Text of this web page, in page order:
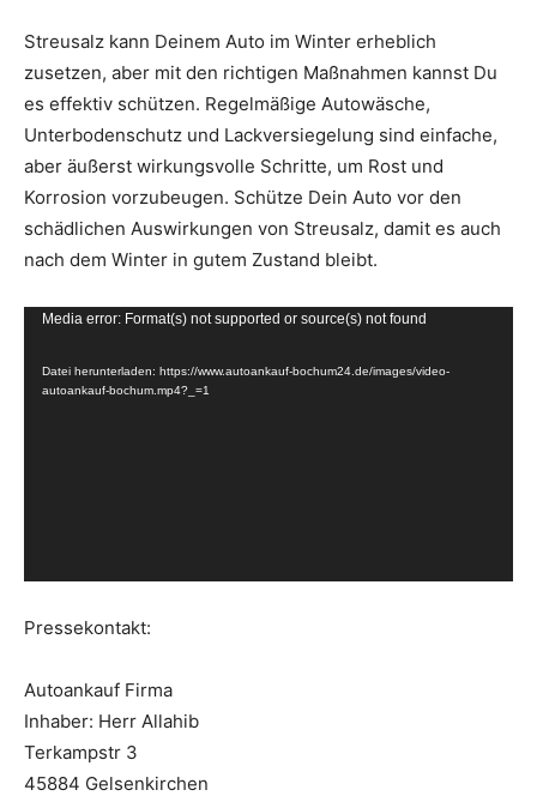
Streusalz kann Deinem Auto im Winter erheblich
zusetzen, aber mit den richtigen Maßnahmen kannst Du
es effektiv schützen. Regelmäßige Autowäsche,
Unterbodenschutz und Lackversiegelung sind einfache,
aber äußerst wirkungsvolle Schritte, um Rost und
Korrosion vorzubeugen. Schütze Dein Auto vor den
schädlichen Auswirkungen von Streusalz, damit es auch
nach dem Winter in gutem Zustand bleibt.
e
Media error: Format(s) not supported or source(s) not found
Datei herunterladen: https://www.autoankauf-bochum24.de/images/video-
autoankauf-bochum.mp4?_=1
Pressekontakt:
Autoankauf Firma
Inhaber: Herr Allahib
Terkampstr 3
45884 Gelsenkirchen